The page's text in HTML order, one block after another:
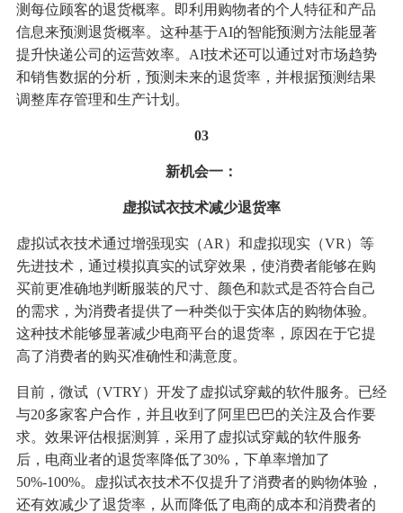
测每位顾客的退货概率。即利用购物者的个人特征和产品
信息来预测退货概率。这种基于AI的智能预测方法能显著
提升快递公司的运营效率。AI技术还可以通过对市场趋势
和销售数据的分析，预测未来的退货率，并根据预测结果
调整库存管理和生产计划。
03
新机会一：
虚拟试衣技术减少退货率
虚拟试衣技术通过增强现实（AR）和虚拟现实（VR）等
先进技术，通过模拟真实的试穿效果，使消费者能够在购
买前更准确地判断服装的尺寸、颜色和款式是否符合自己
的需求，为消费者提供了一种类似于实体店的购物体验。
这种技术能够显著减少电商平台的退货率，原因在于它提
高了消费者的购买准确性和满意度。
目前，微试（VTRY）开发了虚拟试穿戴的软件服务。已经
与20多家客户合作，并且收到了阿里巴巴的关注及合作要
求。效果评估根据测算，采用了虚拟试穿戴的软件服务
后，电商业者的退货率降低了30%，下单率增加了
50%-100%。虚拟试衣技术不仅提升了消费者的购物体验，
还有效减少了退货率，从而降低了电商的成本和消费者的